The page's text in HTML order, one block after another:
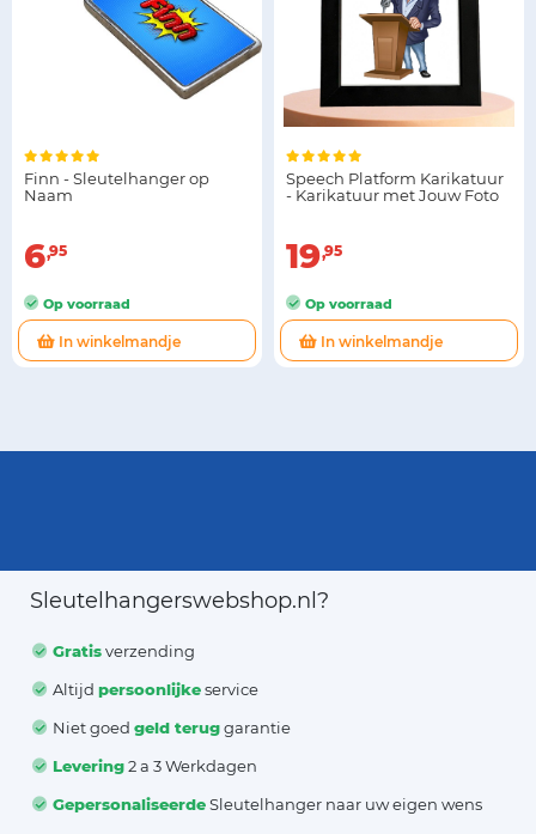
Finn - Sleutelhanger op
Naam
6 95
Op voorraad
In winkelmandje
Speech Platform Karikatuur
- Karikatuur met Jouw Foto
19 95
Op voorraad
In winkelmandje
Sleutelhangerswebshop.nl?
Gratisverzending
Altijdpersoonlijkeservice
Niet goedgeld teruggarantie
Levering2 a 3 Werkdagen
GepersonaliseerdeSleutelhanger naar uw eigen wens